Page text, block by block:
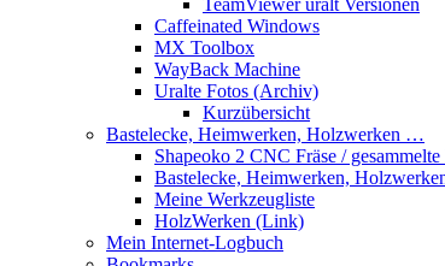
TeamViewer uralt Versionen
Caffeinated Windows
MX Toolbox
WayBack Machine
Uralte Fotos (Archiv)
Kurzübersicht
Bastelecke, Heimwerken, Holzwerken …
Shapeoko 2 CNC Fräse /
Bastelecke, Heimwerken,
Meine Werkzeugliste
HolzWerken (Link)
Mein Internet-Logbuch